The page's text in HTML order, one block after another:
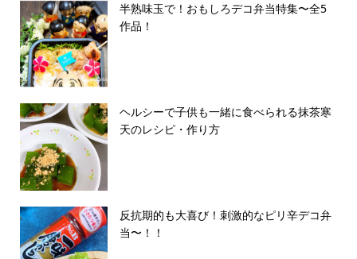
半熟味玉で！おもしろデコ弁当特集〜全5
作品！
ヘルシーで子供も一緒に食べられる抹茶寒
天のレシピ・作り方
反抗期的も大喜び！刺激的なピリ辛デコ弁
当〜！！